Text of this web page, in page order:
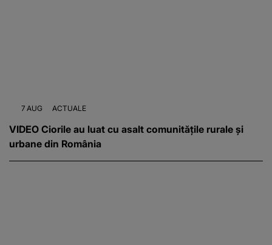
7 AUG ACTUALE
VIDEO Ciorile au luat cu asalt comunitățile rurale și
urbane din România